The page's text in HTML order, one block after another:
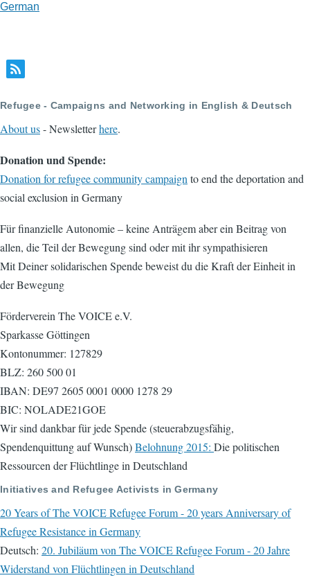
German
Refugee - Campaigns and Networking in English & Deutsch
About us- Newsletterhere.
Donation und Spende:
Donation for refugee community campaignto end the deportation and
social exclusion in Germany
Für finanzielle Autonomie – keine Anträgem aber ein Beitrag von
allen, die Teil der Bewegung sind oder mit ihr sympathisieren
Mit Deiner solidarischen Spende beweist du die Kraft der Einheit in
der Bewegung
Förderverein The VOICE e.V.
Sparkasse Göttingen
Kontonummer: 127829
BLZ: 260 500 01
IBAN: DE97 2605 0001 0000 1278 29
BIC: NOLADE21GOE
Wir sind dankbar für jede Spende (steuerabzugsfähig,
Spendenquittung auf Wunsch)Belohnung 2015: Die politischen
Ressourcen der Flüchtlinge in Deutschland
Initiatives and Refugee Activists in Germany
20 Years of The VOICE Refugee Forum - 20 years Anniversary of
Refugee Resistance in Germany
Deutsch: 20. Jubiläum von The VOICE Refugee Forum - 20 Jahre
Widerstand von Flüchtlingen in Deutschland